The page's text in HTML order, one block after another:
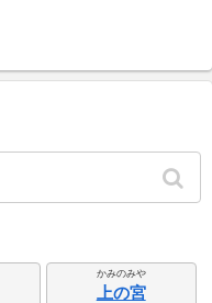
かみのみや
上の宮